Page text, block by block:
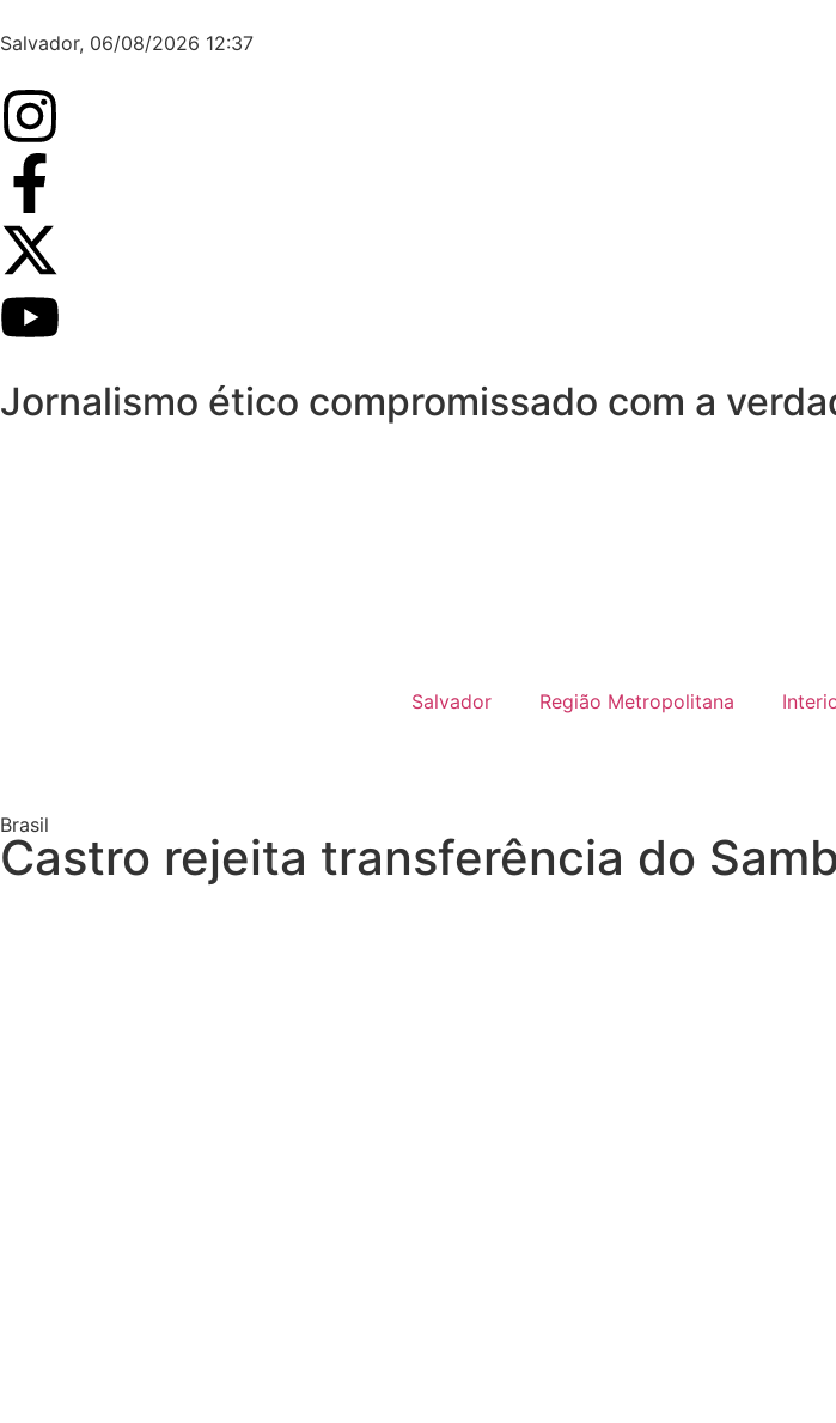
Salvador, 06/08/2026 12:37
Jornalismo ético compromissado com a
Salvador Região Metropolitana
Brasil
Castro rejeita transferência do